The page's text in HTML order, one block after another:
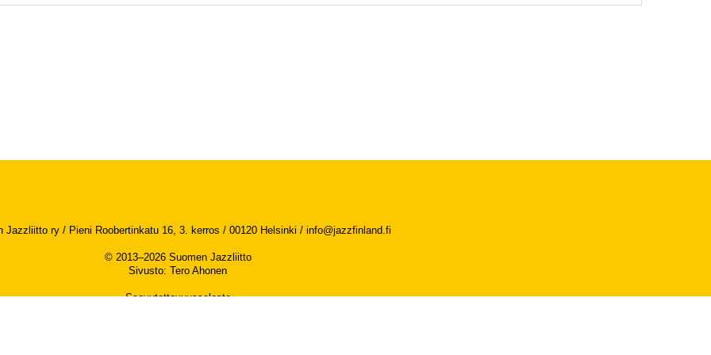
Jazzliitto ry / Pieni Roobertinkatu 16, 3. kerros / 00120 Helsinki / info@jazzfinland.fi
© 2013–2026 Suomen Jazzliitto
Sivusto: Tero Ahonen
Saavutettavuusseloste